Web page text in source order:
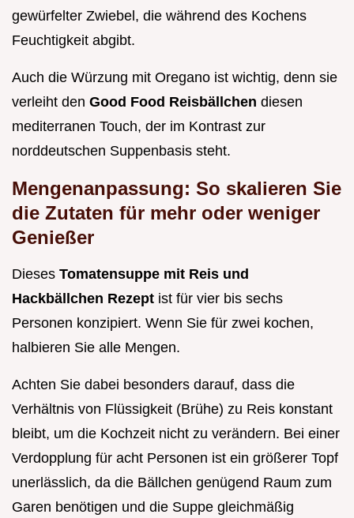
gewürfelter Zwiebel, die während des Kochens
Feuchtigkeit abgibt.
Auch die Würzung mit Oregano ist wichtig, denn sie
verleiht den Good Food Reisbällchen diesen
mediterranen Touch, der im Kontrast zur
norddeutschen Suppenbasis steht.
Mengenanpassung: So skalieren Sie
die Zutaten für mehr oder weniger
Genießer
Dieses Tomatensuppe mit Reis und
Hackbällchen Rezept ist für vier bis sechs
Personen konzipiert. Wenn Sie für zwei kochen,
halbieren Sie alle Mengen.
Achten Sie dabei besonders darauf, dass die
Verhältnis von Flüssigkeit (Brühe) zu Reis konstant
bleibt, um die Kochzeit nicht zu verändern. Bei einer
Verdopplung für acht Personen ist ein größerer Topf
unerlässlich, da die Bällchen genügend Raum zum
Garen benötigen und die Suppe gleichmäßig